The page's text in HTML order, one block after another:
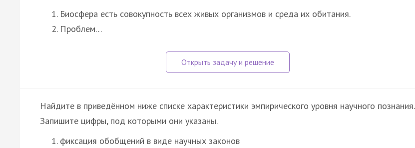
Биосфера есть совокупность всех живых организмов и среда их обитания.
Проблем…
Найдите в приведённом ниже списке характеристики эмпирического уровня научного познания.
Запишите цифры, под которыми они указаны.
фиксация обобщений в виде научных законов